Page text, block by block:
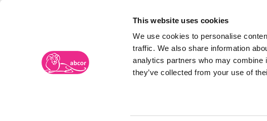
This website uses cookies
We use cookies to personalise
traffic. We also share information
analytics partners who may combine
they’ve collected from your use of